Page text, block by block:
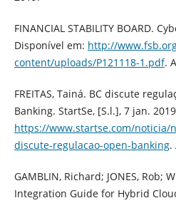
FINANCIAL STABILITY BOARD.
Disponível em: http://
content/uploads/P121118-1.pdf.
FREITAS, Tainá. BC discute
Banking. StartSe, [S.l.], 7 jan.
https://www.startse.com/noticia/
discute-regulacao-open-banking.
GAMBLIN, Richard; JONES, Rob;
Integration Guide for Hybrid